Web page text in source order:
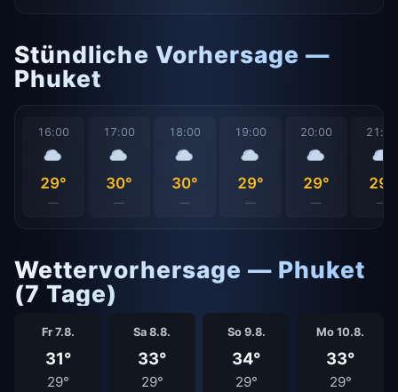
Stündliche Vorhersage —
Phuket
16:00
29°
—
17:00
30°
—
18:00
30°
—
19:00
29°
—
20:00
29°
—
21:00
29°
—
Wettervorhersage — Phuket
(7 Tage)
Fr 7.8.
31°
29°
Sa 8.8.
33°
29°
So 9.8.
34°
29°
Mo 10.8.
33°
29°